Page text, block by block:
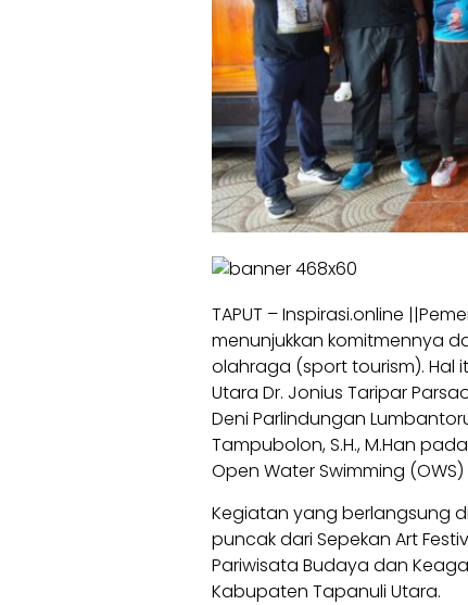
TAPUT – Inspirasi.online
menunjukkan komitmennya
olahraga (sport tourism). Hal
Utara Dr. Jonius Taripar
Deni Parlindungan
Tampubolon, S.H., M.Han
Open Water Swimming
Kegiatan yang berlangsung
puncak dari Sepekan Art
Pariwisata Budaya dan
Kabupaten Tapanuli Utara.